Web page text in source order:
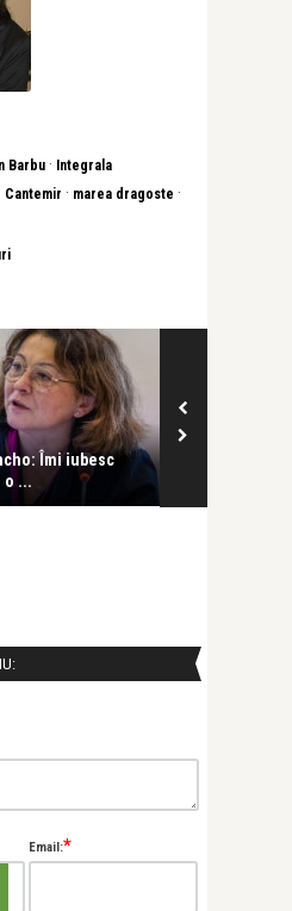
Barbu · Integrala
Cantemir · marea dragoste ·
Îmi iubesc
o ...
Email:*